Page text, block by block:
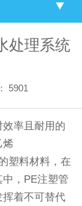
处理系统
5901
率且耐用的
烯
塑料材料，在
，PE注塑管
着不可替代